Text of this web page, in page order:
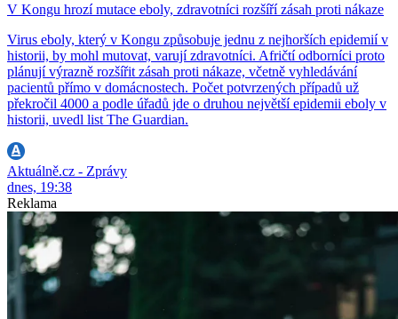
V Kongu hrozí mutace eboly, zdravotníci rozšíří zásah proti nákaze
Virus eboly, který v Kongu způsobuje jednu z nejhorších epidemií v
historii, by mohl mutovat, varují zdravotníci. Afričtí odborníci proto
plánují výrazně rozšířit zásah proti nákaze, včetně vyhledávání
pacientů přímo v domácnostech. Počet potvrzených případů už
překročil 4000 a podle úřadů jde o druhou největší epidemii eboly v
historii, uvedl list The Guardian.
Aktuálně.cz - Zprávy
dnes, 19:38
Reklama